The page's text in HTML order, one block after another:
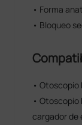
• Forma
• Bloqueo
• Otoscopio
• Otoscopio
cargador de